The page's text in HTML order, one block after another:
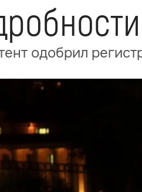
одобрил